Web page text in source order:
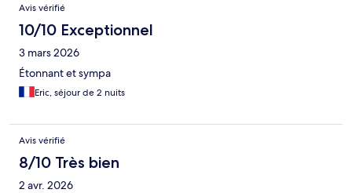
Avis vérifié
10/10 Exceptionnel
3 mars 2026
Étonnant et sympa
Eric, séjour de 2 nuits
Avis vérifié
8/10 Très bien
2 avr. 2026